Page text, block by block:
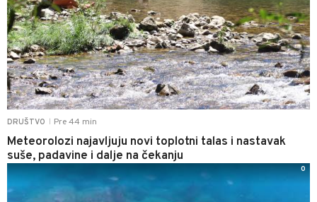
DRUŠTVO Pre 44 min
Meteorolozi najavljuju novi toplotni talas i nastavak
suše, padavine i dalje na čekanju
0